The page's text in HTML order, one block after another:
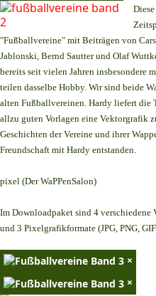
"Fußballvereine" mit Beiträgen von
Jablonski, Bernd Sautter und Olaf
bereits seit vielen Jahren insbesondere
teilen dasselbe Hobby. Wir sind beide
alten Fußballvereinen. Hardy liefert die
allzu guten Vorlagen eine Vektorgrafik
Geschichten der Vereine und ihrer
Freundschaft mit Hardy entstanden.
pixel (Der WaPPenSalon)
Im Downloadpaket sind 4 verschiedene
und 3 Pixelgrafikformate (JPG, PNG,
×
×